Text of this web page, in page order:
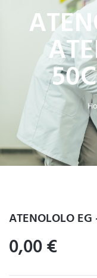
ATENOLOLO
0,00€